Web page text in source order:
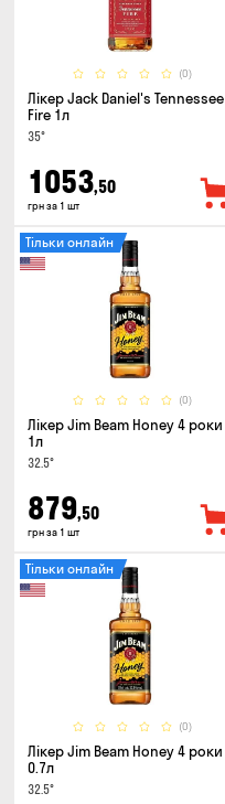
(0)
Лікер Jack Daniel's Tennessee
Fire 1л
35°
1053,50
грн за 1 шт
(0)
Тільки онлайн
Лікер Jim Beam Honey 4 роки
1л
32.5°
879,50
грн за 1 шт
(0)
Тільки онлайн
Лікер Jim Beam Honey 4 роки
0.7л
32.5°